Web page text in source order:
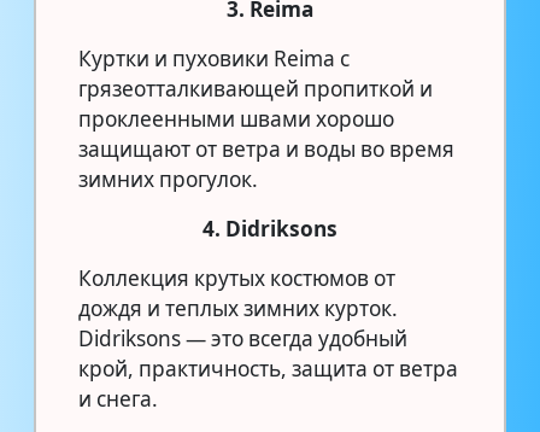
3. Reima
Куртки и пуховики Reima с
грязеотталкивающей пропиткой и
проклеенными швами хорошо
защищают от ветра и воды во время
зимних прогулок.
4. Didriksons
Коллекция крутых костюмов от
дождя и теплых зимних курток.
Didriksons — это всегда удобный
крой, практичность, защита от ветра
и снега.